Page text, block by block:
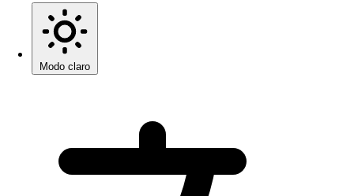
Modo claro